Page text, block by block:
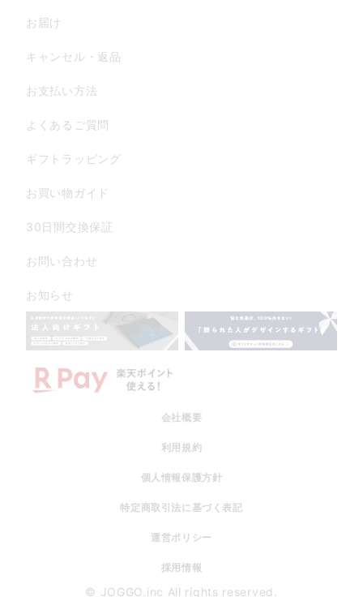
お届け
キャンセル・返品
お支払い方法
よくあるご質問
ギフトラッピング
お買い物ガイド
30日間交換保証
お問い合わせ
お知らせ
会社概要
利用規約
個人情報保護方針
特定商取引法に基づく表記
運営ポリシー
採用情報
© JOGGO.inc All rights reserved.